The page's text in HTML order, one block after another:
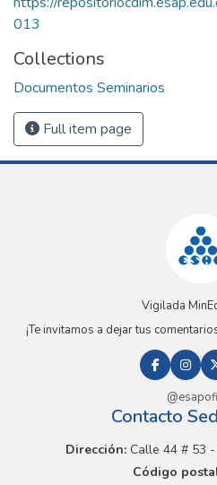
013
Collections
Documentos Seminarios
Full item page
Vigilada
¡Te invitamos a dejar tus
Contacto
Dirección:Calle 44 # 53 -
Código